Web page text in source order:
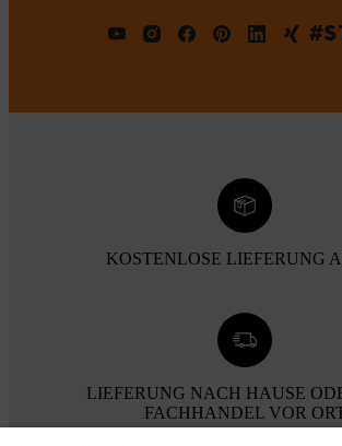
KOSTENLOSE LIEFERUNG
LIEFERUNG NACH HAUSE
FACHHANDEL VOR